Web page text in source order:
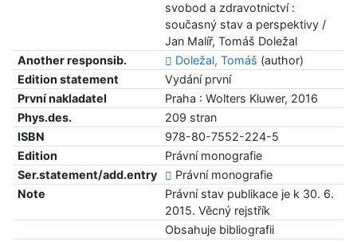
svobod a zdravotnictví :
současný stav a perspektivy /
Jan Malíř, Tomáš Doležal
Another responsib.
Doležal, Tomáš (author)
Edition statement
Vydání první
První nakladatel
Praha : Wolters Kluwer, 2016
Phys.des.
209 stran
ISBN
978-80-7552-224-5
Edition
Právní monografie
Ser.statement/add.entry
Právní monografie
Note
Právní stav publikace je k 30. 6.
2015. Věcný rejstřík
Obsahuje bibliografii